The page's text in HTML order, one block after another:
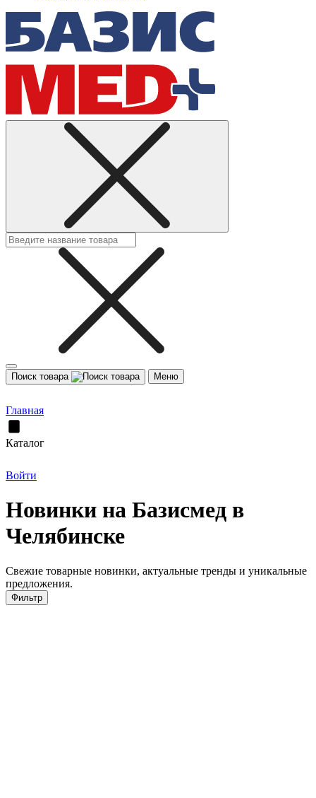
Поиск товара Меню
Главная
Каталог
Войти
Новинки на Базисмед в
Челябинске
Свежие товарные новинки, актуальные тренды и уникальные
предложения.
Фильтр